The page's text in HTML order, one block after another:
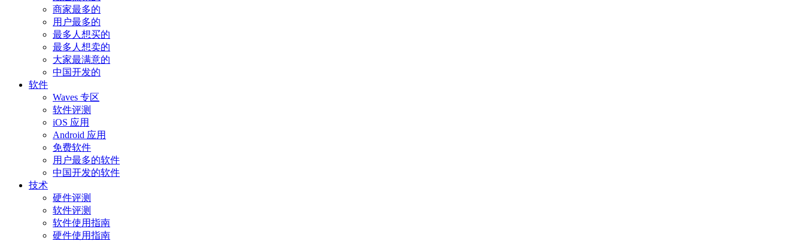
商家最多的
用户最多的
最多人想买的
最多人想卖的
大家最满意的
中国开发的
软件
Waves 专区
软件评测
iOS 应用
Android 应用
免费软件
用户最多的软件
中国开发的软件
技术
硬件评测
软件评测
软件使用指南
硬件使用指南